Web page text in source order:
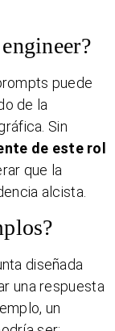
puede
de la
Sin
de este rol
que la
alcista.
diseñada
una respuesta
un